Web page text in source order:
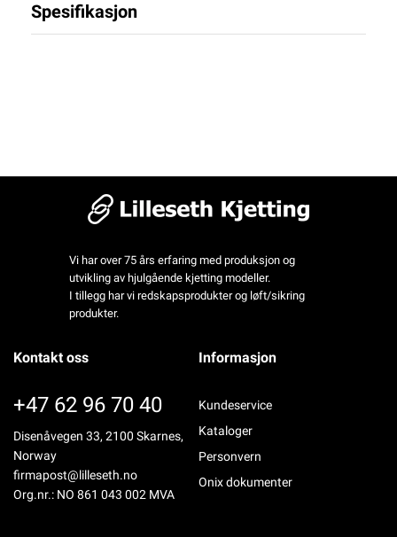
Spesifikasjon
Vi har over 75 års erfaring med produksjon og
utvikling av hjulgående kjetting modeller.
I tillegg har vi redskapsprodukter og løft/sikring
produkter.
Kontakt oss
+47 62 96 70 40
Disenåvegen 33, 2100 Skarnes,
Norway
firmapost@lilleseth.no
Org.nr.: NO 861 043 002 MVA
Informasjon
Kundeservice
Kataloger
Personvern
Onix dokumenter